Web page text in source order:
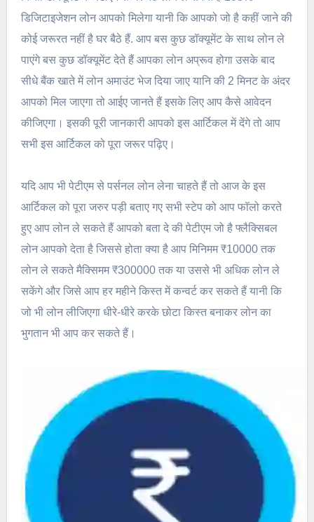
डिजिटाइजेशन लोन आपको मिलेगा यानी कि आपको जो है कहीं जाने की
कोई जरूरत नहीं है घर बैठे हैं. आप बस कुछ डॉक्यूमेंट के साथ लोन ले
पाएंगे बस कुछ डॉक्यूमेंट देते हैं आपका लोन अप्रूव होगा उसके बाद
सीधे बैंक खाते में लोन अमाउंट भेज दिया जाए यानि की 2 मिनट के अंदर
आपको मिल जाएगा तो आईए जानते हैं इसके लिए आप कैसे आवेदन
कीजिएगा। इसकी पूरी जानकारी आपको इस आर्टिकल में देंगे तो आप
सभी इस आर्टिकल को पूरा जरूर पढ़िए।
यदि आप भी पेटीएम से पर्सनल लोन लेना चाहते हैं तो आज के इस
आर्टिकल को पूरा जरुर पड़ी बताए गए सभी स्टेप को आप फॉलो करते
हुए आप लोन ले सकते हैं आपको बता दे की पेटीएम जो है फ्लैक्सिबल
लोन आपको देता है जिससे होता क्या है आप मिनिमम ₹10000 तक
लोन ले सकते मैक्सिमम ₹300000 तक या उससे भी अधिक लोन ले
सकेंगे और जिसे आप हर महीने किस्त में कन्वर्ट कर सकते हैं यानी कि
जो भी लोन लीजिएगा धीरे-धीरे करके छोटा किस्त बनाकर लोन का
भुगतान भी आप कर सकते हैं।